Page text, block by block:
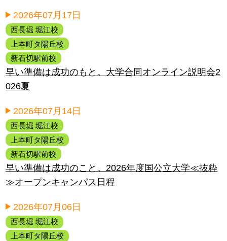
2026年07月17日
西長堀 堀江校
上本町タ陽丘校
新石切駅前校
早い準備は成功のもと。大学合同オンライン説明会2
026夏
2026年07月14日
西長堀 堀江校
上本町タ陽丘校
新石切駅前校
早い準備は成功のこと。2026年度国公立大学≪抜粋
≫オープンキャンパス日程
2026年07月06日
西長堀 堀江校
上本町タ陽丘校